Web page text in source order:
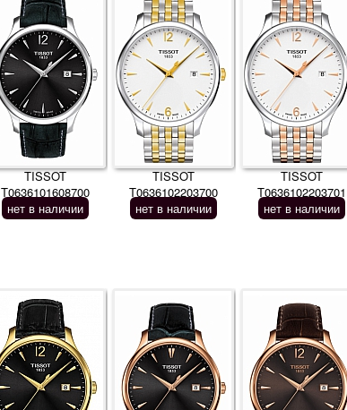
TISSOT
T0636101608700
нет в наличии
TISSOT
T0636102203700
нет в наличии
TISSOT
T0636102203701
нет в наличии